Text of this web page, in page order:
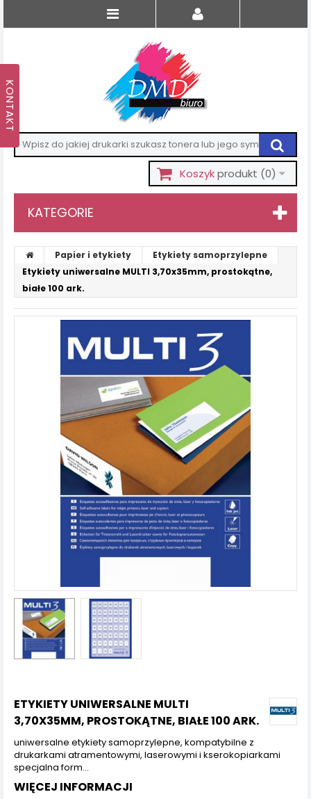
Koszykprodukt (0)
KATEGORIE
Papier i etykiety
Etykiety samoprzylepne
Etykiety uniwersalne MULTI 3,70x35mm, prostokątne,
białe 100 ark.
ETYKIETY UNIWERSALNE MULTI
3,70X35MM, PROSTOKĄTNE, BIAŁE 100 ARK.
uniwersalne etykiety samoprzylepne, kompatybilne z
drukarkami atramentowymi, laserowymi i kserokopiarkami
specjalna form...
WIĘCEJ INFORMACJI